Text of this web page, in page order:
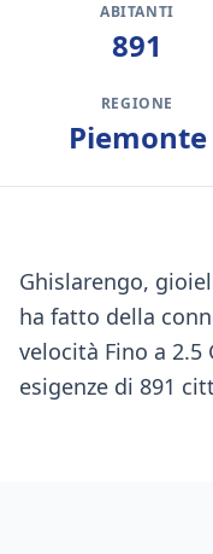
ABITANTI
891
REGIONE
Piemonte
Ghislarengo,
ha fatto della
velocità Fino a
esigenze di 891